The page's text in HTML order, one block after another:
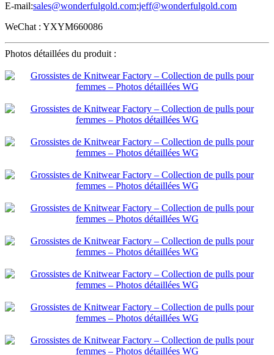
E-mail:sales@wonderfulgold.com;jeff@wonderfulgold.com
WeChat : YXYM660086
Photos détaillées du produit :